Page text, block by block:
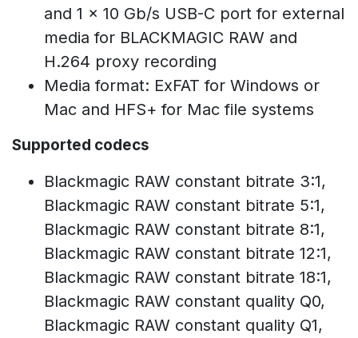
and 1 x 10 Gb/s USB-C port for external
media for BLACKMAGIC RAW and
H.264 proxy recording
Media format: ExFAT for Windows or
Mac and HFS+ for Mac file systems
Supported codecs
Blackmagic RAW constant bitrate 3:1,
Blackmagic RAW constant bitrate 5:1,
Blackmagic RAW constant bitrate 8:1,
Blackmagic RAW constant bitrate 12:1,
Blackmagic RAW constant bitrate 18:1,
Blackmagic RAW constant quality Q0,
Blackmagic RAW constant quality Q1,